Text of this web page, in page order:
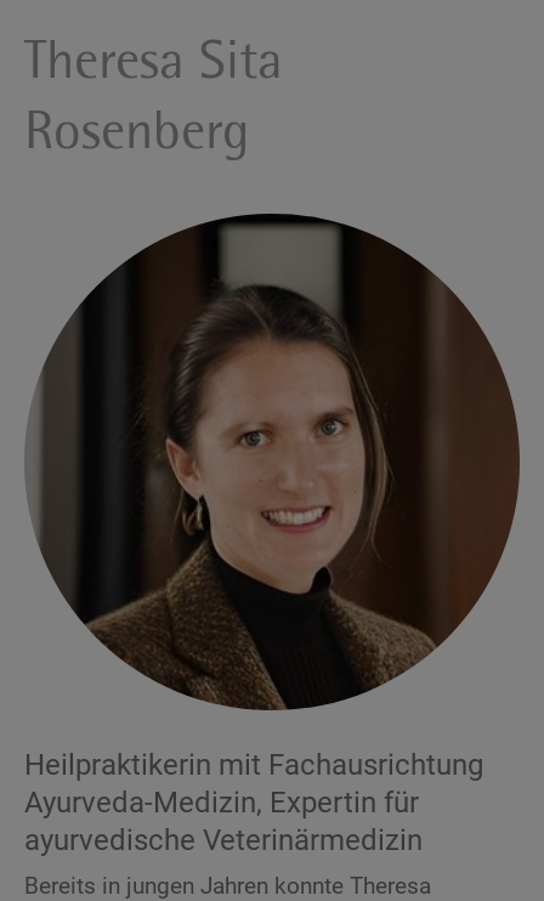
Theresa Sita
Rosenberg
Heilpraktikerin mit Fachausrichtung
Ayurveda-Medizin, Expertin für
ayurvedische Veterinärmedizin
Bereits in jungen Jahren konnte Theresa